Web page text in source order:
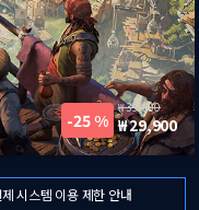
25 %
39,900
29,900
어판] 예약판매 안내
시스템 이용 제한 안내
가 프로모션 안내